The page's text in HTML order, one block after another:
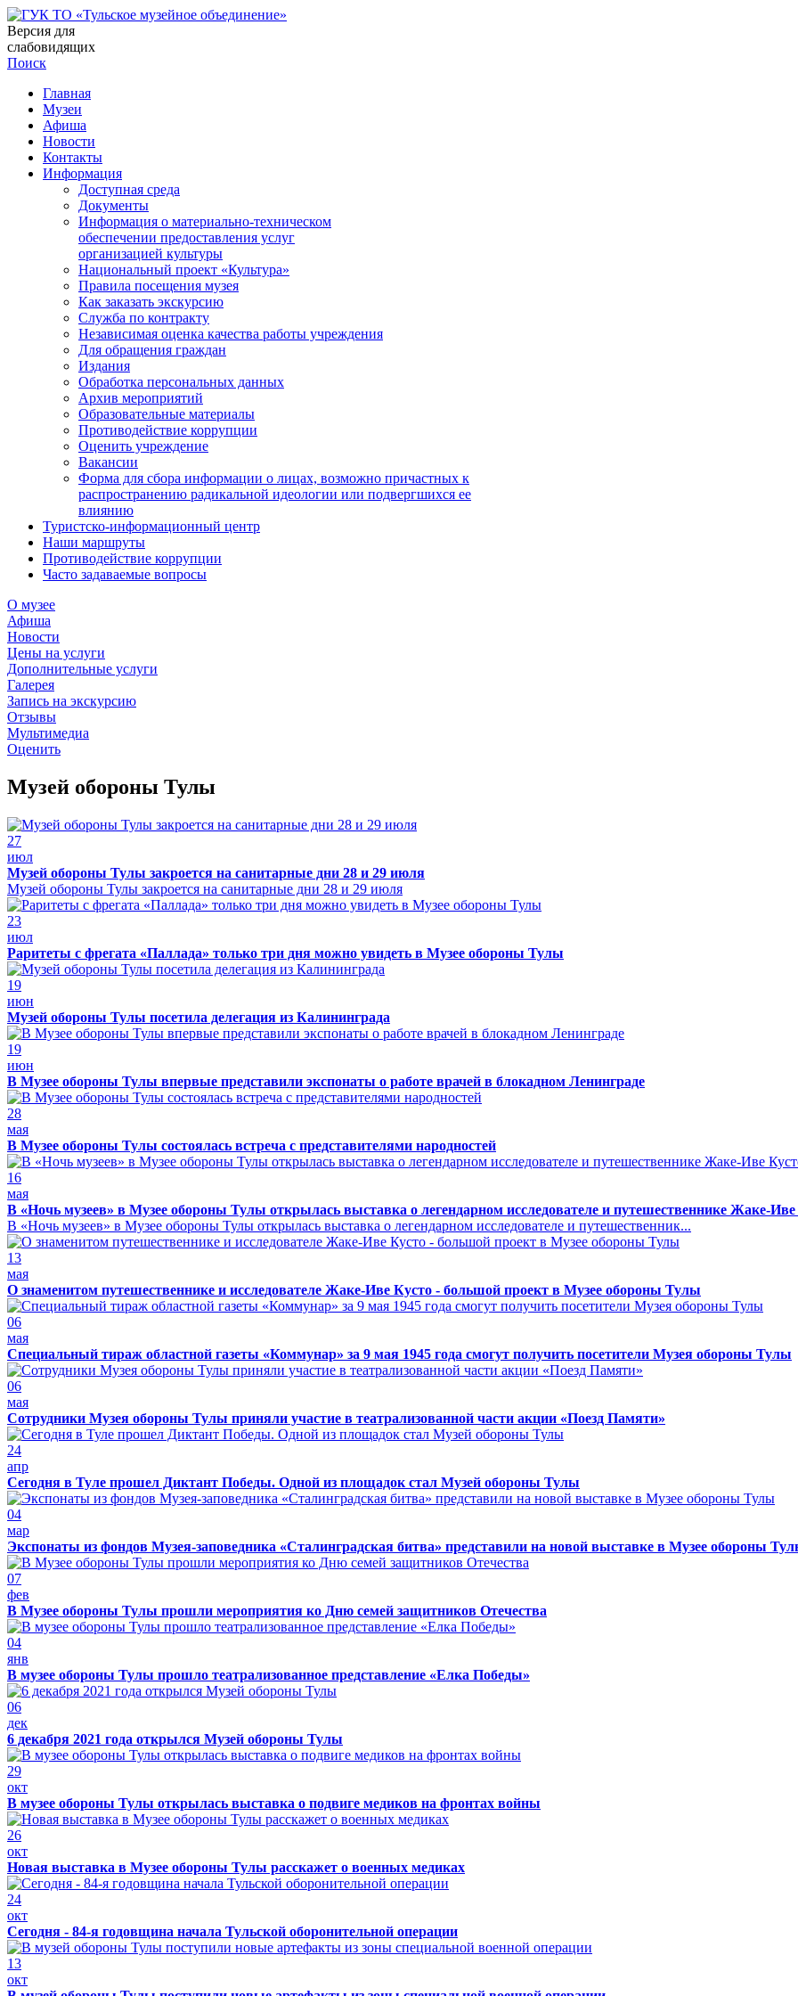
Версия для
слабовидящих
Поиск
Главная
Музеи
Афиша
Новости
Контакты
Информация
Доступная среда
Документы
Информация о материально-техническом
обеспечении предоставления услуг
организацией культуры
Национальный проект «Культура»
Правила посещения музея
Как заказать экскурсию
Служба по контракту
Независимая оценка качества работы учреждения
Для обращения граждан
Издания
Обработка персональных данных
Архив мероприятий
Образовательные материалы
Противодействие коррупции
Оценить учреждение
Вакансии
Форма для сбора информации о лицах, возможно причастных к
распространению радикальной идеологии или подвергшихся ее
влиянию
Туристско-информационный центр
Наши маршруты
Противодействие коррупции
Часто задаваемые вопросы
О музее
Афиша
Новости
Цены на услуги
Дополнительные услуги
Галерея
Запись на экскурсию
Отзывы
Мультимедиа
Оценить
Музей обороны Тулы
27
июл
Музей обороны Тулы закроется на санитарные дни 28 и 29 июля
Музей обороны Тулы закроется на санитарные дни 28 и 29 июля
23
июл
Раритеты с фрегата «Паллада» только три дня можно увидеть в Музее обороны Тулы
19
июн
Музей обороны Тулы посетила делегация из Калининграда
19
июн
В Музее обороны Тулы впервые представили экспонаты о работе врачей в блокадном Ленинграде
28
мая
В Музее обороны Тулы состоялась встреча с представителями народностей
16
мая
В «Ночь музеев» в Музее обороны Тулы открылась выставка о легендарном исследователе и путешественнике Жаке-
В «Ночь музеев» в Музее обороны Тулы открылась выставка о легендарном исследователе и путешественник...
13
мая
О знаменитом путешественнике и исследователе Жаке-Иве Кусто - большой проект в Музее обороны Тулы
06
мая
Специальный тираж областной газеты «Коммунар» за 9 мая 1945 года смогут получить посетители Музея обороны Тулы
06
мая
Сотрудники Музея обороны Тулы приняли участие в театрализованной части акции «Поезд Памяти»
24
апр
Сегодня в Туле прошел Диктант Победы. Одной из площадок стал Музей обороны Тулы
04
мар
Экспонаты из фондов Музея-заповедника «Сталинградская битва» представили на новой выставке в Музее обороны
07
фев
В Музее обороны Тулы прошли мероприятия ко Дню семей защитников Отечества
04
янв
В музее обороны Тулы прошло театрализованное представление «Елка Победы»
06
дек
6 декабря 2021 года открылся Музей обороны Тулы
29
окт
В музее обороны Тулы открылась выставка о подвиге медиков на фронтах войны
26
окт
Новая выставка в Музее обороны Тулы расскажет о военных медиках
24
окт
Сегодня - 84-я годовщина начала Тульской оборонительной операции
13
окт